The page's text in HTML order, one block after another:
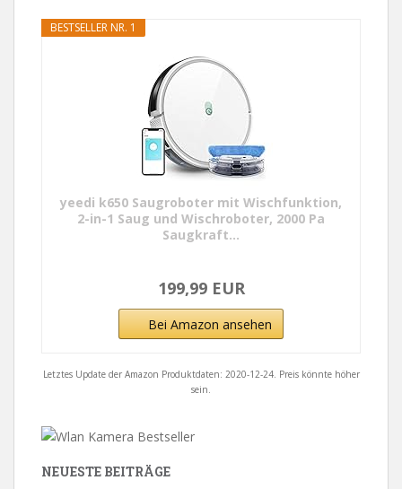
BESTSELLER NR. 1
yeedi k650 Saugroboter mit Wischfunktion,
2-in-1 Saug und Wischroboter, 2000 Pa
Saugkraft...
199,99 EUR
Bei Amazon ansehen
Letztes Update der Amazon Produktdaten: 2020-12-24. Preis könnte höher
sein.
NEUESTE BEITRÄGE